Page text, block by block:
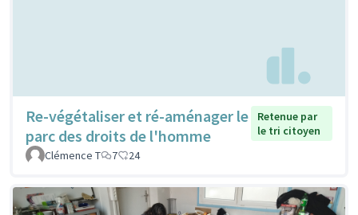
Re-végétaliser et ré-aménager le
parc des droits de l'homme
Retenue par
le tri citoyen
Clémence T
7 24